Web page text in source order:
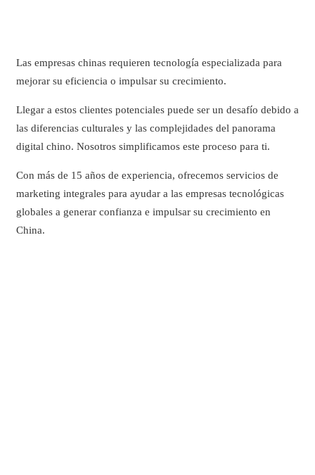
Las empresas chinas requieren tecnología especializada para
mejorar su eficiencia o impulsar su crecimiento.
Llegar a estos clientes potenciales puede ser un desafío debido a
las diferencias culturales y las complejidades del panorama
digital chino. Nosotros simplificamos este proceso para ti.
Con más de 15 años de experiencia, ofrecemos servicios de
marketing integrales para ayudar a las empresas tecnológicas
globales a generar confianza e impulsar su crecimiento en
China.